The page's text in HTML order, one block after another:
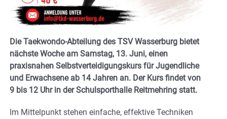
Die Taekwondo-Abteilung des TSV Wasserburg bietet
nächste Woche am Samstag, 13. Juni, einen
praxisnahen Selbstverteidigungskurs für Jugendliche
und Erwachsene ab 14 Jahren an. Der Kurs findet von
9 bis 12 Uhr in der Schulsporthalle Reitmehring statt.
Im Mittelpunkt stehen einfache, effektive Techniken